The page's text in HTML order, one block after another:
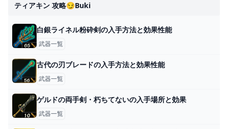
ティアキン 攻略😏buki
白銀ライネル粉砕剣の入手方法と効果性能
武器一覧
古代の刃ブレードの入手方法と効果性能
武器一覧
ゲルドの両手剣・朽ちてないの入手場所と効果
武器一覧